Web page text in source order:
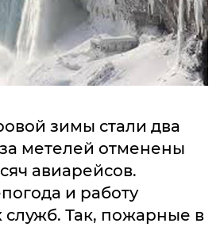
зимы стали два
метелей отменены
авиарейсов.
и работу
служб. Так, пожарные в